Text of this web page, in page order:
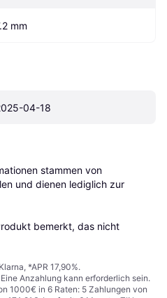
mm
04-18
stammen von
und dienen lediglich zur
bemerkt, das nicht
*APR 17,90%.
Anzahlung kann erforderlich sein.
1000€ in 6 Raten: 5 Zahlungen von